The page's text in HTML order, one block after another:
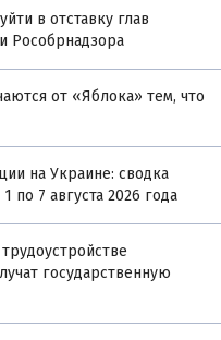
в отставку глав
Рособрнадзора
от «Яблока» тем, что
на Украине: сводка
7 августа 2026 года
государственную